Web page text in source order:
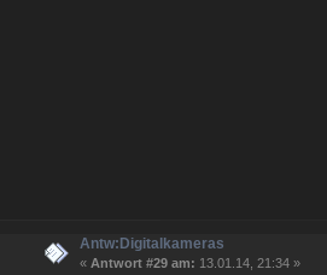
Antw:Digitalkameras
« Antwort #29 am: 13.01.14, 21:34 »